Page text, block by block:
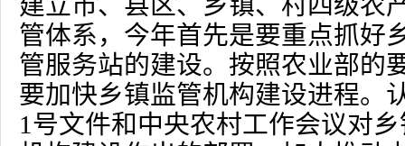
管体系，今年首先是要重点抓好
管服务站的建设。按照农业部的
要加快乡镇监管机构建设进程。
1 号文件和中央农村工作会议对